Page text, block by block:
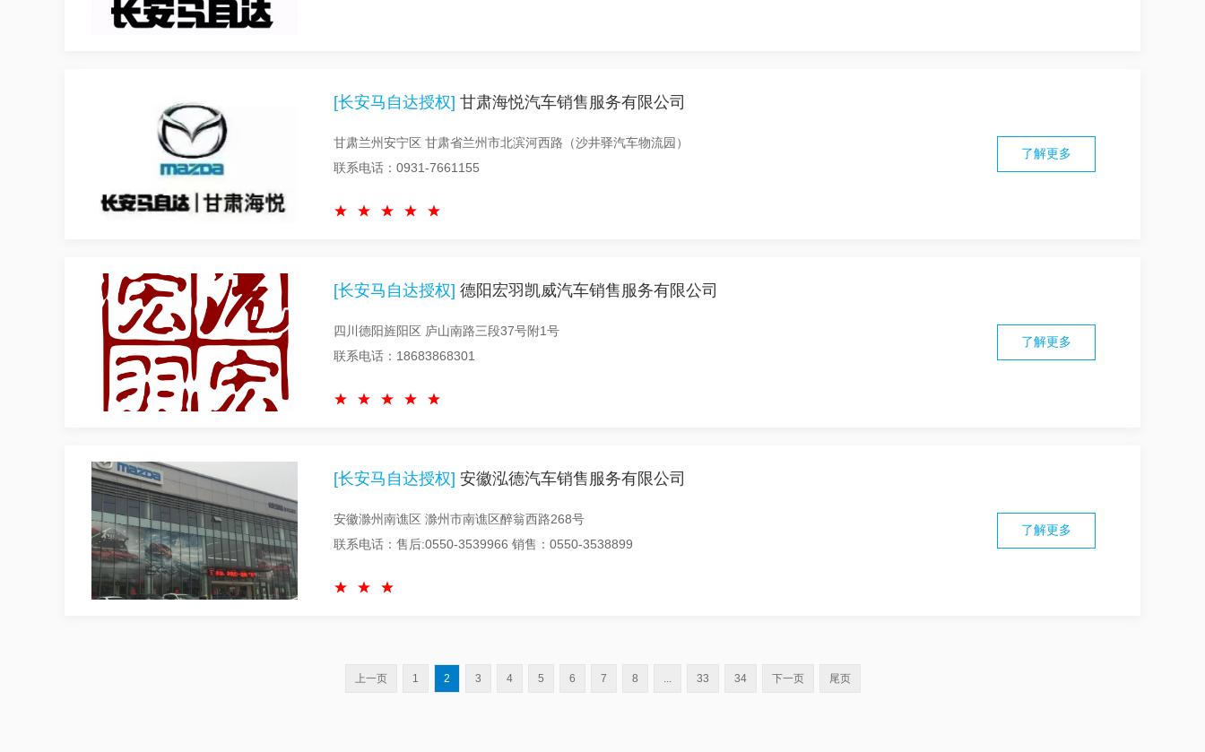
[长安马自达授权] 甘肃海悦汽车销售服务有限公司
甘肃兰州安宁区 甘肃省兰州市北滨河西路（沙井驿汽车物流园）
联系电话：0931-7661155
了解更多
[长安马自达授权] 德阳宏羽凯威汽车销售服务有限公司
四川德阳旌阳区 庐山南路三段37号附1号
联系电话：18683868301
了解更多
[长安马自达授权] 安徽泓德汽车销售服务有限公司
安徽滁州南谯区 滁州市南谯区醉翁西路268号
联系电话：售后:0550-3539966 销售：0550-3538899
了解更多
上一页 1 2 3 4 5 6 7 8 ... 33 34 下一页 尾页